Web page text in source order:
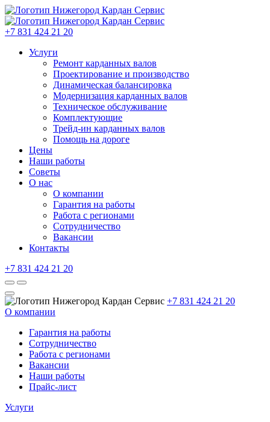
+7 831 424 21 20
Услуги
Ремонт карданных валов
Проектирование и производство
Динамическая балансировка
Модернизация карданных валов
Техническое обслуживание
Комплектующие
Трейд-ин карданных валов
Помощь на дороге
Цены
Наши работы
Советы
О нас
О компании
Гарантия на работы
Работа с регионами
Сотрудничество
Вакансии
Контакты
+7 831 424 21 20
+7 831 424 21 20
О компании
Гарантия на работы
Сотрудничество
Работа с регионами
Вакансии
Наши работы
Прайс-лист
Услуги